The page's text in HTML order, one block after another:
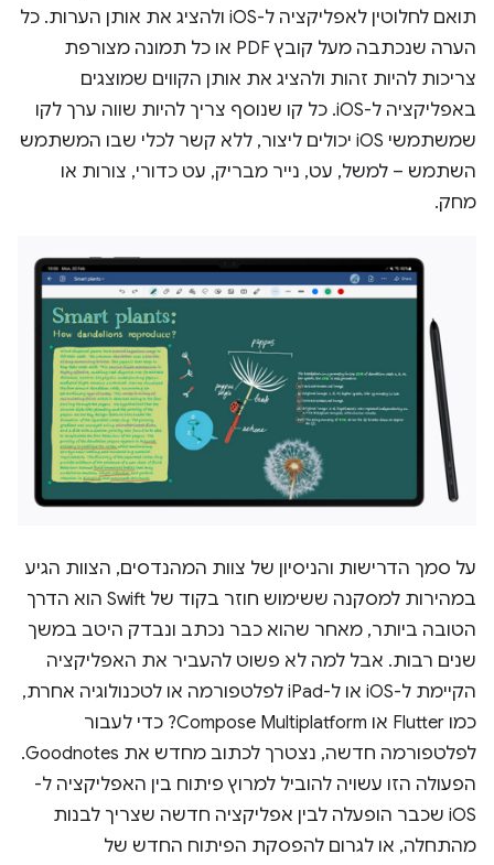
תואם לחלוטין לאפליקציה ל-iOS ולהציג את אותן הערות. כל
הערה שנכתבה מעל קובץ PDF או כל תמונה מצורפת
צריכות להיות זהות ולהציג את אותן הקווים שמוצגים
באפליקציה ל-iOS. כל קו שנוסף צריך להיות שווה ערך לקו
שמשתמשי iOS יכולים ליצור, ללא קשר לכלי שבו המשתמש
השתמש – למשל, עט, נייר מבריק, עט כדורי, צורות או
מחק.
על סמך הדרישות והניסיון של צוות המהנדסים, הצוות הגיע
במהירות למסקנה ששימוש חוזר בקוד של Swift הוא הדרך
הטובה ביותר, מאחר שהוא כבר נכתב ונבדק היטב במשך
שנים רבות. אבל למה לא פשוט להעביר את האפליקציה
הקיימת ל-iOS או ל-iPad לפלטפורמה או לטכנולוגיה אחרת,
כמו Flutter או Compose Multiplatform? כדי לעבור
לפלטפורמה חדשה, נצטרך לכתוב מחדש את Goodnotes.
הפעולה הזו עשויה להוביל למרוץ פיתוח בין האפליקציה ל-
iOS שכבר הופעלה לבין אפליקציה חדשה שצריך לבנות
מהתחלה, או לגרום להפסקת הפיתוח החדש של